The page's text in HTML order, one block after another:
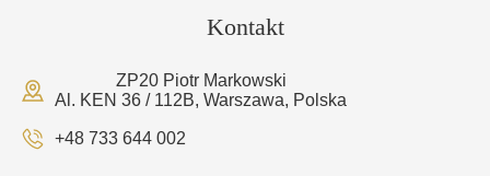
Kontakt
ZP20 Piotr Markowski
Al. KEN 36 / 112B, Warszawa, Polska
+48 733 644 002